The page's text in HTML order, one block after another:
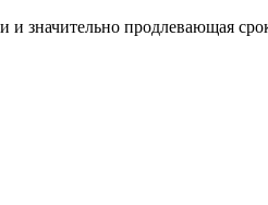
значительно продлевающая